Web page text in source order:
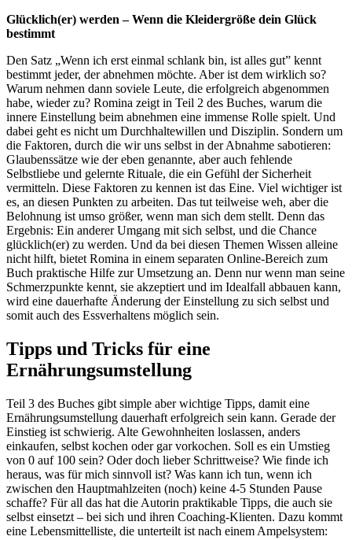
Glücklich(er) werden – Wenn die Kleidergröße dein Glück
bestimmt
Den Satz „Wenn ich erst einmal schlank bin, ist alles gut” kennt
bestimmt jeder, der abnehmen möchte. Aber ist dem wirklich so?
Warum nehmen dann soviele Leute, die erfolgreich abgenommen
habe, wieder zu? Romina zeigt in Teil 2 des Buches, warum die
innere Einstellung beim abnehmen eine immense Rolle spielt. Und
dabei geht es nicht um Durchhaltewillen und Disziplin. Sondern um
die Faktoren, durch die wir uns selbst in der Abnahme sabotieren:
Glaubenssätze wie der eben genannte, aber auch fehlende
Selbstliebe und gelernte Rituale, die ein Gefühl der Sicherheit
vermitteln. Diese Faktoren zu kennen ist das Eine. Viel wichtiger ist
es, an diesen Punkten zu arbeiten. Das tut teilweise weh, aber die
Belohnung ist umso größer, wenn man sich dem stellt. Denn das
Ergebnis: Ein anderer Umgang mit sich selbst, und die Chance
glücklich(er) zu werden. Und da bei diesen Themen Wissen alleine
nicht hilft, bietet Romina in einem separaten Online-Bereich zum
Buch praktische Hilfe zur Umsetzung an. Denn nur wenn man seine
Schmerzpunkte kennt, sie akzeptiert und im Idealfall abbauen kann,
wird eine dauerhafte Änderung der Einstellung zu sich selbst und
somit auch des Essverhaltens möglich sein.
Tipps und Tricks für eine
Ernährungsumstellung
Teil 3 des Buches gibt simple aber wichtige Tipps, damit eine
Ernährungsumstellung dauerhaft erfolgreich sein kann. Gerade der
Einstieg ist schwierig. Alte Gewohnheiten loslassen, anders
einkaufen, selbst kochen oder gar vorkochen. Soll es ein Umstieg
von 0 auf 100 sein? Oder doch lieber Schrittweise? Wie finde ich
heraus, was für mich sinnvoll ist? Was kann ich tun, wenn ich
zwischen den Hauptmahlzeiten (noch) keine 4-5 Stunden Pause
schaffe? Für all das hat die Autorin praktikable Tipps, die auch sie
selbst einsetzt – bei sich und ihren Coaching-Klienten. Dazu kommt
eine Lebensmittelliste, die unterteilt ist nach einem Ampelsystem: